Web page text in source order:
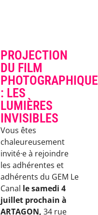
PROJECTION
DU FILM
PHOTOGRAPHIQUE
: LES
LUMIÈRES
INVISIBLES
Vous êtes
chaleureusement
invité·e à rejoindre
les adhérentes et
adhérents du GEM Le
Canal le samedi 4
juillet prochain à
ARTAGON, 34 rue